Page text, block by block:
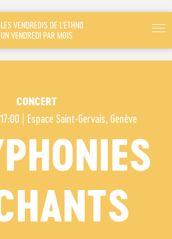
LES VENDREDIS DE L'ETHNO
UN VENDREDI PAR MOIS
CONCERT
| Espace Saint-Gervais, Genève